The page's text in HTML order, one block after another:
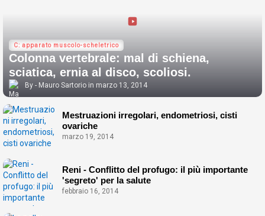
C: apparato muscolo-scheletrico
Colonna vertebrale: mal di schiena,
sciatica, ernia al disco, scoliosi.
Mauro Sartorio marzo 13, 2014
Mestruazioni irregolari, endometriosi, cisti
ovariche
marzo 19, 2014
Reni - Conflitto del profugo: il più importante
'segreto' per la salute
febbraio 16, 2014